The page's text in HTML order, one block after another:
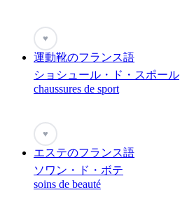
♥
運動靴のフランス語
ショシュール・ド・スポール
chaussures de sport
♥
エステのフランス語
ソワン・ド・ボテ
soins de beauté